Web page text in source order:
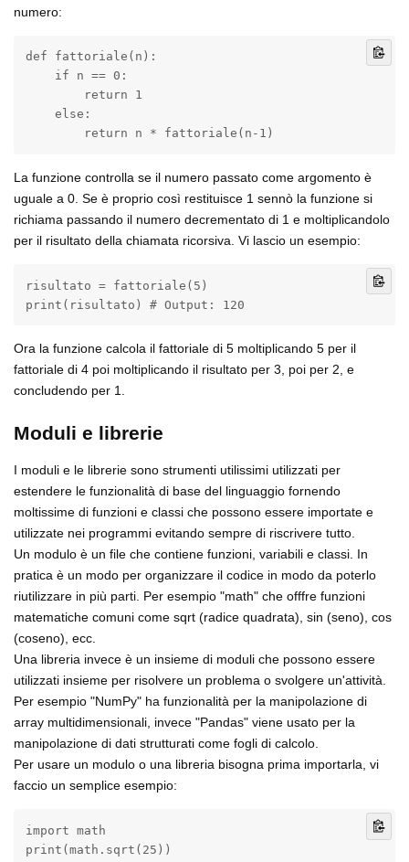
numero:
def fattoriale(n):
    if n == 0:
        return 1
    else:
        return n * fattoriale(n-1)
La funzione controlla se il numero passato come argomento è
uguale a 0. Se è proprio così restituisce 1 sennò la funzione si
richiama passando il numero decrementato di 1 e moltiplicandolo
per il risultato della chiamata ricorsiva. Vi lascio un esempio:
risultato = fattoriale(5)
print(risultato) # Output: 120
Ora la funzione calcola il fattoriale di 5 moltiplicando 5 per il
fattoriale di 4 poi moltiplicando il risultato per 3, poi per 2, e
concludendo per 1.
Moduli e librerie
I moduli e le librerie sono strumenti utilissimi utilizzati per
estendere le funzionalità di base del linguaggio fornendo
moltissime di funzioni e classi che possono essere importate e
utilizzate nei programmi evitando sempre di riscrivere tutto.
Un modulo è un file che contiene funzioni, variabili e classi. In
pratica è un modo per organizzare il codice in modo da poterlo
riutilizzare in più parti. Per esempio "math" che offfre funzioni
matematiche comuni come sqrt (radice quadrata), sin (seno), cos
(coseno), ecc.
Una libreria invece è un insieme di moduli che possono essere
utilizzati insieme per risolvere un problema o svolgere un'attività.
Per esempio "NumPy" ha funzionalità per la manipolazione di
array multidimensionali, invece "Pandas" viene usato per la
manipolazione di dati strutturati come fogli di calcolo.
Per usare un modulo o una libreria bisogna prima importarla, vi
faccio un semplice esempio:
import math
print(math.sqrt(25))